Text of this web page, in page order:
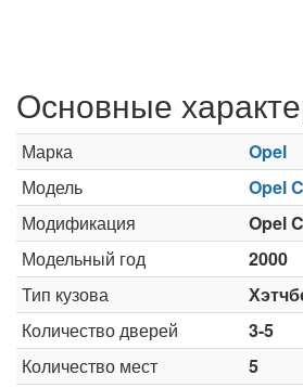
Основные
Марка
Opel
Модель
Opel
Модификация
Opel
Модельный год
2000
Тип кузова
Количество дверей
3-5
Количество мест
5